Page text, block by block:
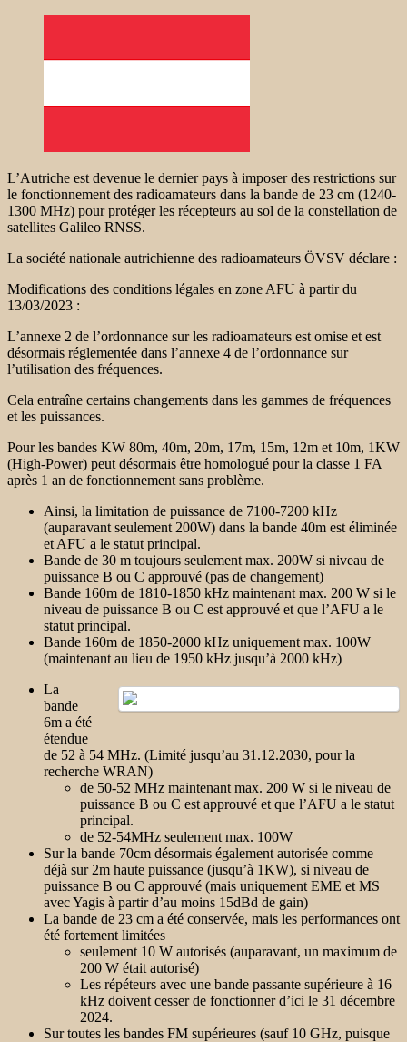
L’Autriche est devenue le dernier pays à imposer des restrictions sur
le fonctionnement des radioamateurs dans la bande de 23 cm (1240-
1300 MHz) pour protéger les récepteurs au sol de la constellation de
satellites Galileo RNSS.
La société nationale autrichienne des radioamateurs ÖVSV déclare :
Modifications des conditions légales en zone AFU à partir du
13/03/2023 :
L’annexe 2 de l’ordonnance sur les radioamateurs est omise et est
désormais réglementée dans l’annexe 4 de l’ordonnance sur
l’utilisation des fréquences.
Cela entraîne certains changements dans les gammes de fréquences
et les puissances.
Pour les bandes KW 80m, 40m, 20m, 17m, 15m, 12m et 10m, 1KW
(High-Power) peut désormais être homologué pour la classe 1 FA
après 1 an de fonctionnement sans problème.
Ainsi, la limitation de puissance de 7100-7200 kHz
(auparavant seulement 200W) dans la bande 40m est éliminée
et AFU a le statut principal.
Bande de 30 m toujours seulement max. 200W si niveau de
puissance B ou C approuvé (pas de changement)
Bande 160m de 1810-1850 kHz maintenant max. 200 W si le
niveau de puissance B ou C est approuvé et que l’AFU a le
statut principal.
Bande 160m de 1850-2000 kHz uniquement max. 100W
(maintenant au lieu de 1950 kHz jusqu’à 2000 kHz)
La
bande
6m a été
étendue
de 52 à 54 MHz. (Limité jusqu’au 31.12.2030, pour la
recherche WRAN)
de 50-52 MHz maintenant max. 200 W si le niveau de
puissance B ou C est approuvé et que l’AFU a le statut
principal.
de 52-54MHz seulement max. 100W
Sur la bande 70cm désormais également autorisée comme
déjà sur 2m haute puissance (jusqu’à 1KW), si niveau de
puissance B ou C approuvé (mais uniquement EME et MS
avec Yagis à partir d’au moins 15dBd de gain)
La bande de 23 cm a été conservée, mais les performances ont
été fortement limitées
seulement 10 W autorisés (auparavant, un maximum de
200 W était autorisé)
Les répéteurs avec une bande passante supérieure à 16
kHz doivent cesser de fonctionner d’ici le 31 décembre
2024.
Sur toutes les bandes FM supérieures (sauf 10 GHz, puisque